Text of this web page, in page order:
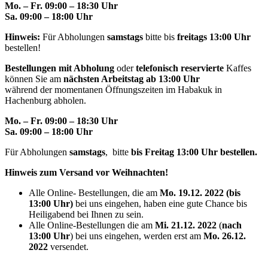
Mo. – Fr. 09:00 – 18:30 Uhr
Sa. 09:00 – 18:00 Uhr
Hinweis: Für Abholungen samstags bitte bis freitags 13:00 Uhr
bestellen!
Bestellungen mit Abholung odertelefonisch reservierte Kaffes
können Sie am nächsten Arbeitstag ab 13:00 Uhr
während der momentanen Öffnungszeiten im Habakuk in
Hachenburg abholen.
Mo. – Fr. 09:00 – 18:30 Uhr
Sa. 09:00 – 18:00 Uhr
Für Abholungen samstags, bitte bis Freitag 13:00 Uhr bestellen.
Hinweis zum Versand vor Weihnachten!
Alle Online- Bestellungen, die am Mo. 19.12. 2022 (bis
13:00 Uhr) bei uns eingehen, haben eine gute Chance bis
Heiligabend bei Ihnen zu sein.
Alle Online-Bestellungen die am Mi. 21.12. 2022 (nach
13:00 Uhr) bei uns eingehen, werden erst am Mo. 26.12.
2022 versendet.